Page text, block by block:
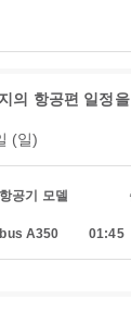
의 항공편 일정
(일)
항공기 모델
A350 01:45